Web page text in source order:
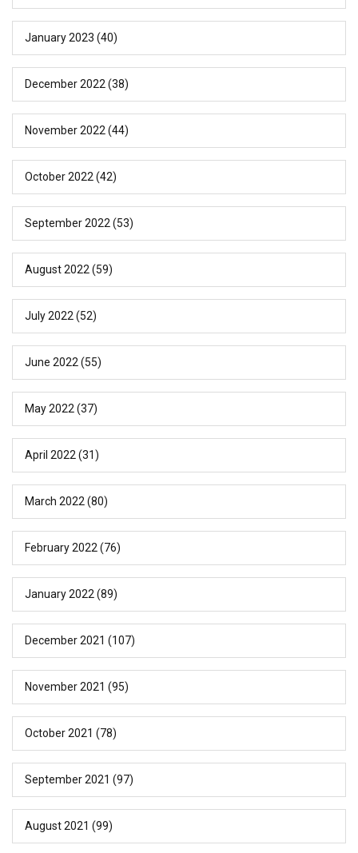
January 2023 (40)
December 2022 (38)
November 2022 (44)
October 2022 (42)
September 2022 (53)
August 2022 (59)
July 2022 (52)
June 2022 (55)
May 2022 (37)
April 2022 (31)
March 2022 (80)
February 2022 (76)
January 2022 (89)
December 2021 (107)
November 2021 (95)
October 2021 (78)
September 2021 (97)
August 2021 (99)